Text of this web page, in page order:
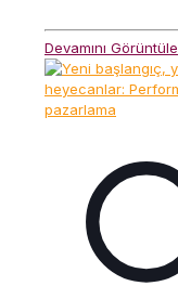
Devamını Görüntüle